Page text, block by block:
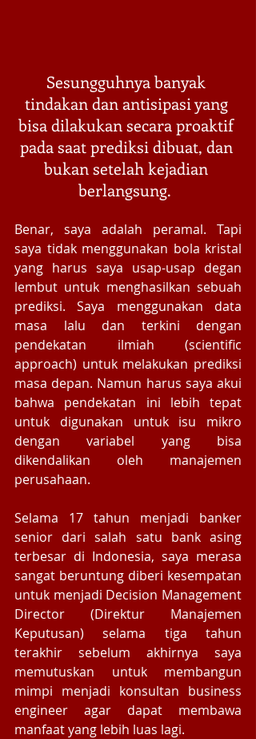
Sesungguhnya banyak
tindakan dan antisipasi yang
bisa dilakukan secara proaktif
pada saat prediksi dibuat, dan
bukan setelah kejadian
berlangsung. ​
Benar, saya adalah peramal. Tapi
saya tidak menggunakan bola kristal
yang harus saya usap-usap degan
lembut untuk menghasilkan sebuah
prediksi. Saya menggunakan data
masa lalu dan terkini dengan
pendekatan ilmiah (scientific
approach) untuk melakukan prediksi
masa depan. Namun harus saya akui
bahwa pendekatan ini lebih tepat
untuk digunakan untuk isu mikro
dengan variabel yang bisa
dikendalikan oleh manajemen
perusahaan.
Selama 17 tahun menjadi banker
senior dari salah satu bank asing
terbesar di Indonesia, saya merasa
sangat beruntung diberi kesempatan
untuk menjadi Decision Management
Director (Direktur Manajemen
Keputusan) selama tiga tahun
terakhir sebelum akhirnya saya
memutuskan untuk membangun
mimpi menjadi konsultan business
engineer agar dapat membawa
manfaat yang lebih luas lagi.